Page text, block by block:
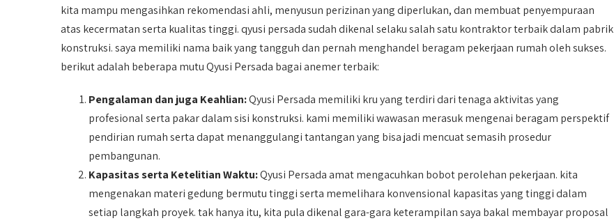
kita mampu mengasihkan rekomendasi ahli, menyusun perizinan yang diperlukan, dan membuat penyempuraan
atas kecermatan serta kualitas tinggi. qyusi persada sudah dikenal selaku salah satu kontraktor terbaik dalam pabrik
konstruksi. saya memiliki nama baik yang tangguh dan pernah menghandel beragam pekerjaan rumah oleh sukses.
berikut adalah beberapa mutu Qyusi Persada bagai anemer terbaik:
Pengalaman dan juga Keahlian:Qyusi Persada memiliki kru yang terdiri dari tenaga aktivitas yang
profesional serta pakar dalam sisi konstruksi. kami memiliki wawasan merasuk mengenai beragam perspektif
pendirian rumah serta dapat menanggulangi tantangan yang bisa jadi mencuat semasih prosedur
pembangunan.
Kapasitas serta Ketelitian Waktu:Qyusi Persada amat mengacuhkan bobot perolehan pekerjaan. kita
mengenakan materi gedung bermutu tinggi serta memelihara konvensional kapasitas yang tinggi dalam
setiap langkah proyek. tak hanya itu, kita pula dikenal gara-gara keterampilan saya bakal membayar proposal